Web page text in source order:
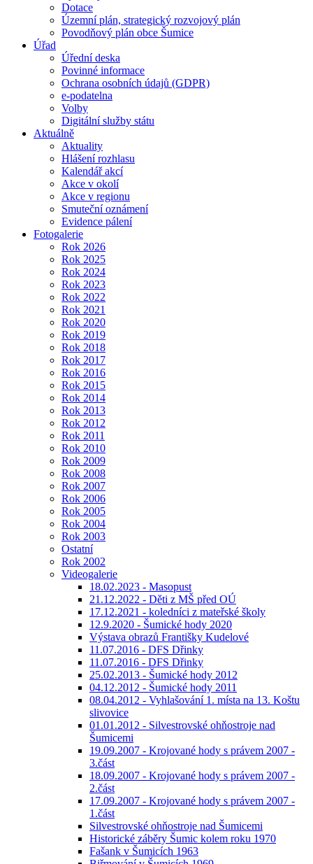
Dotace
Územní plán, strategický rozvojový plán
Povodňový plán obce Šumice
Úřad
Úřední deska
Povinné informace
Ochrana osobních údajů (GDPR)
e-podatelna
Volby
Digitální služby státu
Aktuálně
Aktuality
Hlášení rozhlasu
Kalendář akcí
Akce v okolí
Akce v regionu
Smuteční oznámení
Evidence pálení
Fotogalerie
Rok 2026
Rok 2025
Rok 2024
Rok 2023
Rok 2022
Rok 2021
Rok 2020
Rok 2019
Rok 2018
Rok 2017
Rok 2016
Rok 2015
Rok 2014
Rok 2013
Rok 2012
Rok 2011
Rok 2010
Rok 2009
Rok 2008
Rok 2007
Rok 2006
Rok 2005
Rok 2004
Rok 2003
Ostatní
Rok 2002
Videogalerie
18.02.2023 - Masopust
21.12.2022 - Děti z MŠ před OÚ
17.12.2021 - koledníci z mateřské školy
12.9.2020 - Šumické hody 2020
Výstava obrazů Františky Kudelové
11.07.2016 - DFS Dřinky
11.07.2016 - DFS Dřinky
25.02.2013 - Šumické hody 2012
04.12.2012 - Šumické hody 2011
08.04.2012 - Vyhlašování 1. místa na 13. Koštu
slivovice
01.01.2012 - Silvestrovské ohňostroje nad
Šumicemi
19.09.2007 - Krojované hody s právem 2007 -
3.část
18.09.2007 - Krojované hody s právem 2007 -
2.část
17.09.2007 - Krojované hody s právem 2007 -
1.část
Silvestrovské ohňostroje nad Šumicemi
Historické záběry Šumic kolem roku 1970
Fašank v Šumicích 1963